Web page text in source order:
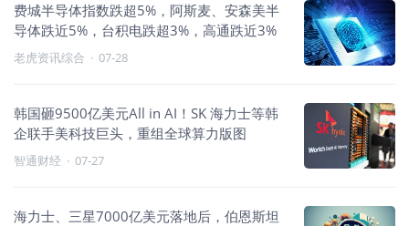
费城半导体指数跌超5%，阿斯麦、安森美半
导体跌近5%，台积电跌超3%，高通跌近3%
老虎资讯综合 · 07-28
韩国砸9500亿美元All in AI！SK 海力士等韩
企联手美科技巨头，重组全球算力版图
智通财经 · 07-27
海力士、三星7000亿美元落地后，伯恩斯坦